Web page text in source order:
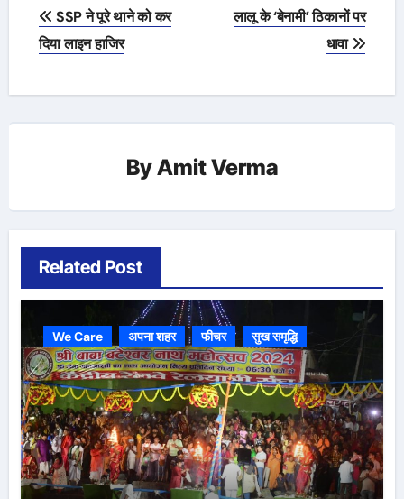
Post
navigation
SSP ने पूरे थाने को कर
दिया लाइन हाजिर
लालू के ‘बेनामी’ ठिकानों पर
धावा
ByAmit Verma
Related Post
We Care अपना शहर फीचर सुख समृद्धि